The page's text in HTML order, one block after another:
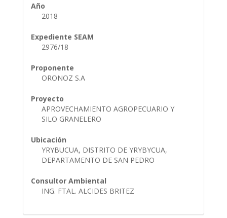
Año
2018
Expediente SEAM
2976/18
Proponente
ORONOZ S.A
Proyecto
APROVECHAMIENTO AGROPECUARIO Y
SILO GRANELERO
Ubicación
YRYBUCUA, DISTRITO DE YRYBYCUA,
DEPARTAMENTO DE SAN PEDRO
Consultor Ambiental
ING. FTAL. ALCIDES BRITEZ